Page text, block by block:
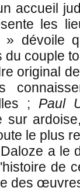
accueil
les
» dévoile
du couple
original
; Paul
sur
le plus
a le
de
des